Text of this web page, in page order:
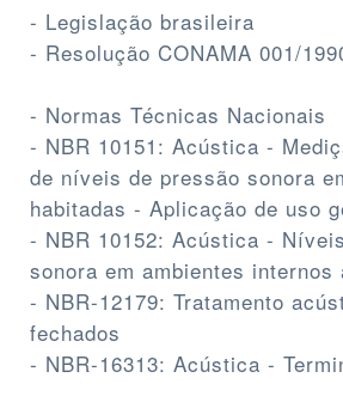
- Legislação brasileira
- Resolução CONAMA 001/
- Normas Técnicas Nacionais
- NBR 10151: Acústica -
de níveis de pressão sonora
habitadas - Aplicação de uso
- NBR 10152: Acústica -
sonora em ambientes internos
- NBR-12179: Tratamento
fechados
- NBR-16313: Acústica -